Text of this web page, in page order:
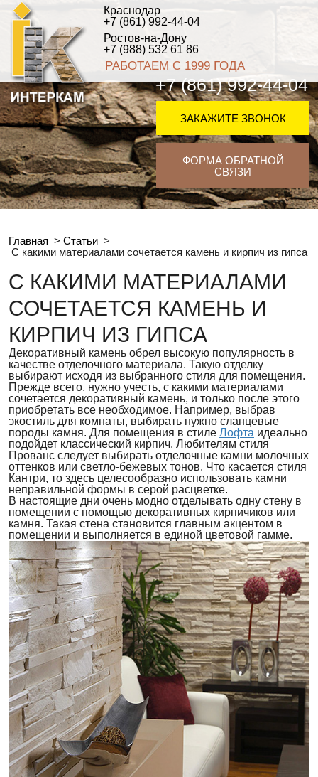
Краснодар
+7 (861) 992-44-04
Ростов-на-Дону
+7 (988) 532 61 86
РАБОТАЕМ С 1999 ГОДА
+7 (861) 992-44-04
ЗАКАЖИТЕ ЗВОНОК
ФОРМА ОБРАТНОЙ
СВЯЗИ
Главная > Статьи >
С какими материалами сочетается камень и кирпич из гипса
С КАКИМИ МАТЕРИАЛАМИ
СОЧЕТАЕТСЯ КАМЕНЬ И
КИРПИЧ ИЗ ГИПСА
Декоративный камень обрел высокую популярность в
качестве отделочного материала. Такую отделку
выбирают исходя из выбранного стиля для помещения.
Прежде всего, нужно учесть, с какими материалами
сочетается декоративный камень, и только после этого
приобретать все необходимое. Например, выбрав
экостиль для комнаты, выбирать нужно сланцевые
породы камня. Для помещения в стиле Лофта идеально
подойдет классический кирпич. Любителям стиля
Прованс следует выбирать отделочные камни молочных
оттенков или светло-бежевых тонов. Что касается стиля
Кантри, то здесь целесообразно использовать камни
неправильной формы в серой расцветке.
В настоящие дни очень модно отделывать одну стену в
помещении с помощью декоративных кирпичиков или
камня. Такая стена становится главным акцентом в
помещении и выполняется в единой цветовой гамме.